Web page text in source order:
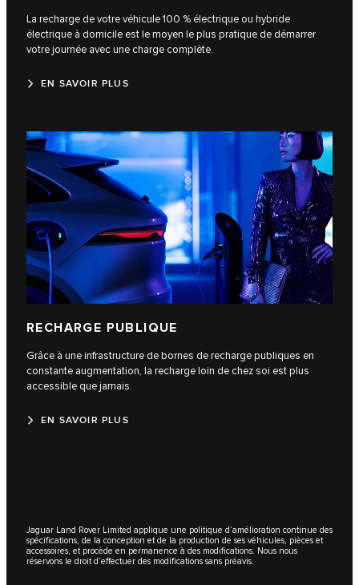
La recharge de votre véhicule 100 % électrique ou hybride
électrique à domicile est le moyen le plus pratique de démarrer
votre journée avec une charge complète.
EN SAVOIR PLUS
RECHARGE PUBLIQUE
Grâce à une infrastructure de bornes de recharge publiques en
constante augmentation, la recharge loin de chez soi est plus
accessible que jamais.
EN SAVOIR PLUS
Jaguar Land Rover Limited applique une politique d’amélioration continue des
spécifications, de la conception et de la production de ses véhicules, pièces et
accessoires, et procède en permanence à des modifications. Nous nous
réservons le droit d’effectuer des modifications sans préavis.